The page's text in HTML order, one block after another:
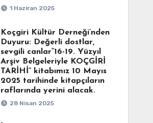
1 Haziran 2025
Koçgiri Kültür Derneği’nden
Duyuru: Değerli dostlar,
sevgili canlar“16-19. Yüzyıl
Arşiv Belgeleriyle KOÇGİRİ
TARİHİ” kitabımız 10 Mayıs
2025 tarihinde kitapçıların
raflarında yerini alacak.
28 Nisan 2025